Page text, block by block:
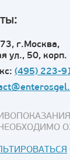
г.Москва,
ул., 50, корп.
(495) 223-